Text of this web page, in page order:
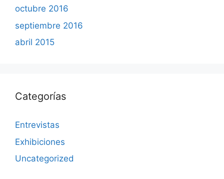
octubre 2016
septiembre 2016
abril 2015
Categorías
Entrevistas
Exhibiciones
Uncategorized